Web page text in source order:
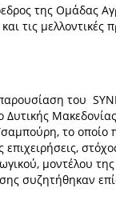
της Ομάδας
τις
του
το οποίο
μοντέλου
συζητήθηκαν